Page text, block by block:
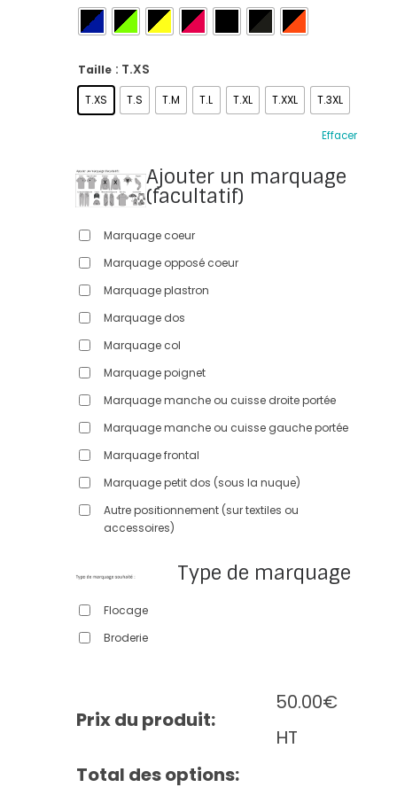
Taille : T.XS
T.XS T.S T.M T.L T.XL T.XXL T.3XL
Effacer
Ajouter un marquage
(facultatif)
Marquage coeur
Marquage opposé coeur
Marquage plastron
Marquage dos
Marquage col
Marquage poignet
Marquage manche ou cuisse droite portée
Marquage manche ou cuisse gauche portée
Marquage frontal
Marquage petit dos (sous la nuque)
Autre positionnement (sur textiles ou
accessoires)
Type de marquage
Flocage
Broderie
Prix du produit:
50.00€
HT
Total des options: